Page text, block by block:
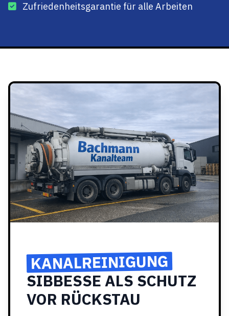
Zufriedenheitsgarantie für alle Arbeiten
KANALREINIGUNG
SIBBESSE ALS SCHUTZ
VOR RÜCKSTAU